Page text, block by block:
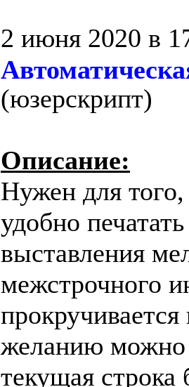
2 июня 2020 в
(юзерскрипт)
Описание:
Нужен для
удобно
выставления
межстрочного
желанию можно
текущая строка